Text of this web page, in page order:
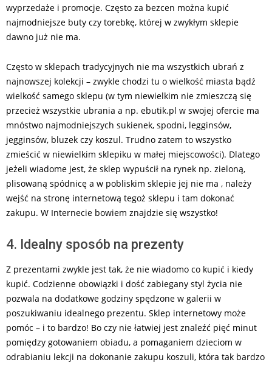
wyprzedaże i promocje. Często za bezcen można kupić
najmodniejsze buty czy torebkę, której w zwykłym sklepie
dawno już nie ma.
Często w sklepach tradycyjnych nie ma wszystkich ubrań z
najnowszej kolekcji – zwykle chodzi tu o wielkość miasta bądź
wielkość samego sklepu (w tym niewielkim nie zmieszczą się
przecież wszystkie ubrania a np. ebutik.pl w swojej ofercie ma
mnóstwo najmodniejszych sukienek, spodni, legginsów,
jegginsów, bluzek czy koszul. Trudno zatem to wszystko
zmieścić w niewielkim sklepiku w małej miejscowości). Dlatego
jeżeli wiadome jest, że sklep wypuścił na rynek np. zieloną,
plisowaną spódnicę a w pobliskim sklepie jej nie ma , należy
wejść na stronę internetową tegoż sklepu i tam dokonać
zakupu. W Internecie bowiem znajdzie się wszystko!
4. Idealny sposób na prezenty
Z prezentami zwykle jest tak, że nie wiadomo co kupić i kiedy
kupić. Codzienne obowiązki i dość zabiegany styl życia nie
pozwala na dodatkowe godziny spędzone w galerii w
poszukiwaniu idealnego prezentu. Sklep internetowy może
pomóc – i to bardzo! Bo czy nie łatwiej jest znaleźć pięć minut
pomiędzy gotowaniem obiadu, a pomaganiem dzieciom w
odrabianiu lekcji na dokonanie zakupu koszuli, która tak bardzo